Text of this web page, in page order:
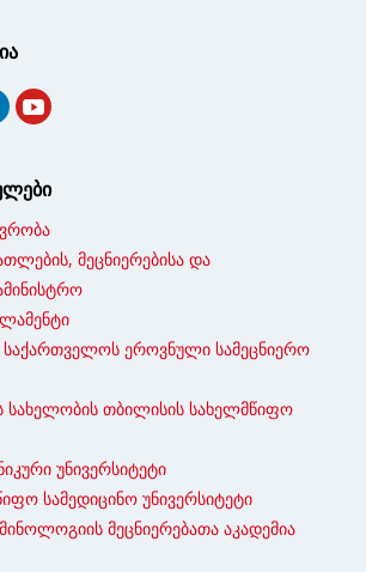
მეცნიერებისა და
ეროვნული სამეცნიერო
სახელობის თბილისის სახელმწიფო
უნივერსიტეტი
სამედიცინო უნივერსიტეტი
მეცნიერებათა აკადემია